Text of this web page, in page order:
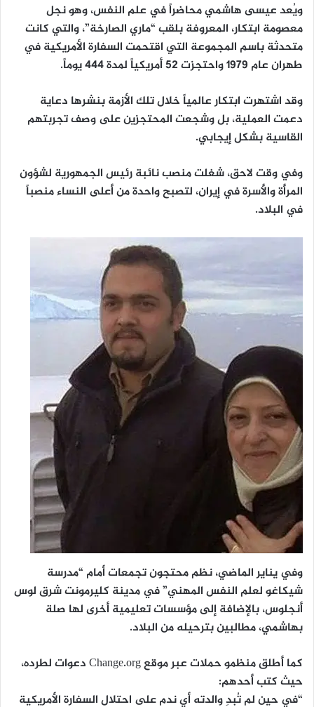
ويُعد عيسى هاشمي محاضراً في علم النفس، وهو نجل
معصومة ابتكار، المعروفة بلقب “ماري الصارخة”، والتي كانت
متحدثة باسم المجموعة التي اقتحمت السفارة الأمريكية في
طهران عام 1979 واحتجزت 52 أمريكياً لمدة 444 يوماً.
وقد اشتهرت ابتكار عالمياً خلال تلك الأزمة بنشرها دعاية
دعمت العملية، بل وشجعت المحتجزين على وصف تجربتهم
القاسية بشكل إيجابي.
وفي وقت لاحق، شغلت منصب نائبة رئيس الجمهورية لشؤون
المرأة والأسرة في إيران، لتصبح واحدة من أعلى النساء منصباً
في البلاد.
وفي يناير الماضي، نظم محتجون تجمعات أمام “مدرسة
شيكاغو لعلم النفس المهني” في مدينة كليرمونت شرق لوس
أنجلوس، بالإضافة إلى مؤسسات تعليمية أخرى لها صلة
بهاشمي، مطالبين بترحيله من البلاد.
كما أطلق منظمو حملات عبر موقع Change.org دعوات لطرده،
حيث كتب أحدهم:
“في حين لم تُبدِ والدته أي ندم على احتلال السفارة الأمريكية